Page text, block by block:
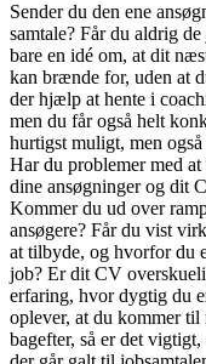
Sender du den ene
samtale? Får du aldrig
bare en idé om, at dit
kan brænde for, uden at
der hjælp at hente i
men du får også helt
hurtigst muligt, men
Har du problemer med
dine ansøgninger og dit
Kommer du ud over
ansøgere? Får du vist
at tilbyde, og hvorfor du
job? Er dit CV
erfaring, hvor dygtig du
oplever, at du kommer til
bagefter, så er det